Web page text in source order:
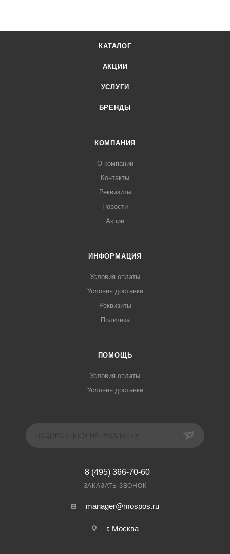
КАТАЛОГ
АКЦИИ
УСЛУГИ
БРЕНДЫ
КОМПАНИЯ
О компании
Контакты
Реквизиты
Новости
Акции
ИНФОРМАЦИЯ
Условия оплаты
Условия доставки
Реквизиты
Политика
ПОМОЩЬ
Условия оплаты
Условия доставки
8 (495) 366-70-60
ЗАКАЗАТЬ ЗВОНОК
manager@mospos.ru
г. Москва